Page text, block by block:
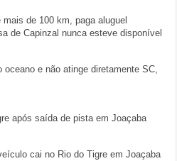
de 100 km, paga aluguel
de Capinzal nunca esteve disponível
e não atinge diretamente SC,
após saída de pista em Joaçaba
cai no Rio do Tigre em Joaçaba